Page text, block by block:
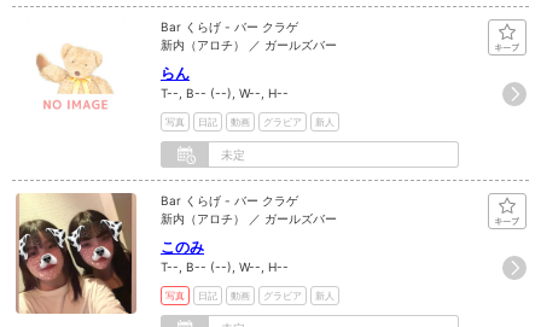
Bar くらげ - バー クラゲ
新内（アロチ） ／ ガールズバー
らん
T--, B-- (--), W--, H--
写真 日記 動画 グラビア 新人
未定
Bar くらげ - バー クラゲ
新内（アロチ） ／ ガールズバー
このみ
T--, B-- (--), W--, H--
写真 日記 動画 グラビア 新人